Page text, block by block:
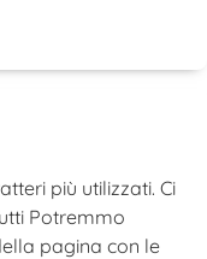
più utilizzati. Ci
Potremmo
pagina con le